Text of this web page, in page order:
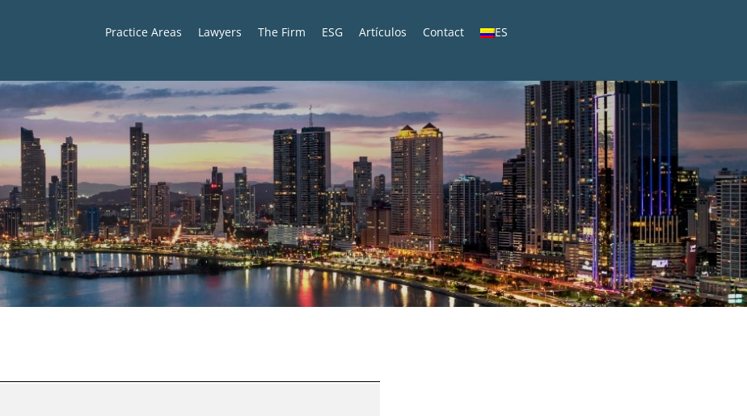
Practice Areas Lawyers The Firm ESG Artículos Contact ES